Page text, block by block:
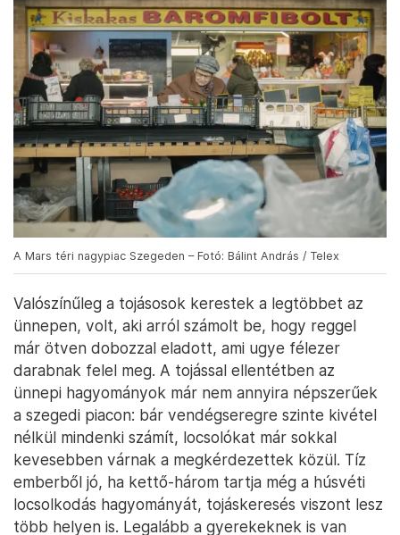
A Mars téri nagypiac Szegeden – Fotó: Bálint András / Telex
Valószínűleg a tojásosok kerestek a legtöbbet az
ünnepen, volt, aki arról számolt be, hogy reggel
már ötven dobozzal eladott, ami ugye félezer
darabnak felel meg. A tojással ellentétben az
ünnepi hagyományok már nem annyira népszerűek
a szegedi piacon: bár vendégseregre szinte kivétel
nélkül mindenki számít, locsolókat már sokkal
kevesebben várnak a megkérdezettek közül. Tíz
emberből jó, ha kettő-három tartja még a húsvéti
locsolkodás hagyományát, tojáskeresés viszont lesz
több helyen is. Legalább a gyerekeknek is van